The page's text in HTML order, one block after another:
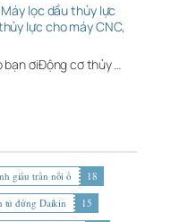
lọc dầu thủy lực
lực cho máy CNC,
ơiĐộng cơ thủy …
giấu trần nối ố
18
tủ đứng Daikin
15